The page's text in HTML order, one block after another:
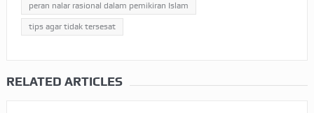
peran nalar rasional dalam pemikiran Islam
tips agar tidak tersesat
RELATED ARTICLES